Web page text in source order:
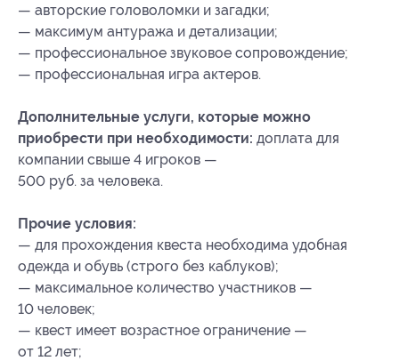
— авторские головоломки и загадки;
— максимум антуража и детализации;
— профессиональное звуковое сопровождение;
— профессиональная игра актеров.
Дополнительные услуги, которые можно
приобрести при необходимости: доплата для
компании свыше 4 игроков —
500 руб. за человека.
Прочие условия:
— для прохождения квеста необходима удобная
одежда и обувь (строго без каблуков);
— максимальное количество участников —
10 человек;
— квест имеет возрастное ограничение —
от 12 лет;